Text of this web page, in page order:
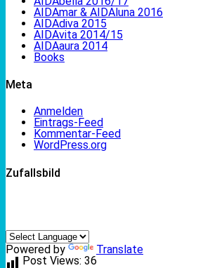
AIDAmar & AIDAluna 2016
AIDAdiva 2015
AIDAvita 2014/15
AIDAaura 2014
Books
Meta
Anmelden
Eintrags-Feed
Kommentar-Feed
WordPress.org
Zufallsbild
Powered by
Translate
Post Views: 36